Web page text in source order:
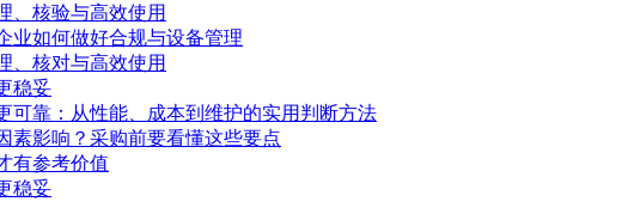
、核验与高效使用
业如何做好合规与设备管理
、核对与高效使用
稳妥
可靠：从性能、成本到维护的实用判断方法
素影响？采购前要看懂这些要点
有参考价值
稳妥